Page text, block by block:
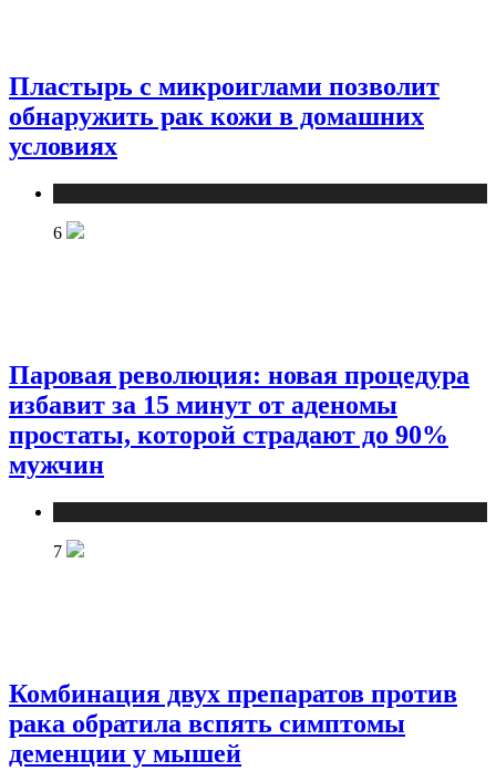
Пластырь с микроиглами позволит
обнаружить рак кожи в домашних
условиях
6
Паровая революция: новая процедура
избавит за 15 минут от аденомы
простаты, которой страдают до 90%
мужчин
7
Комбинация двух препаратов против
рака обратила вспять симптомы
деменции у мышей